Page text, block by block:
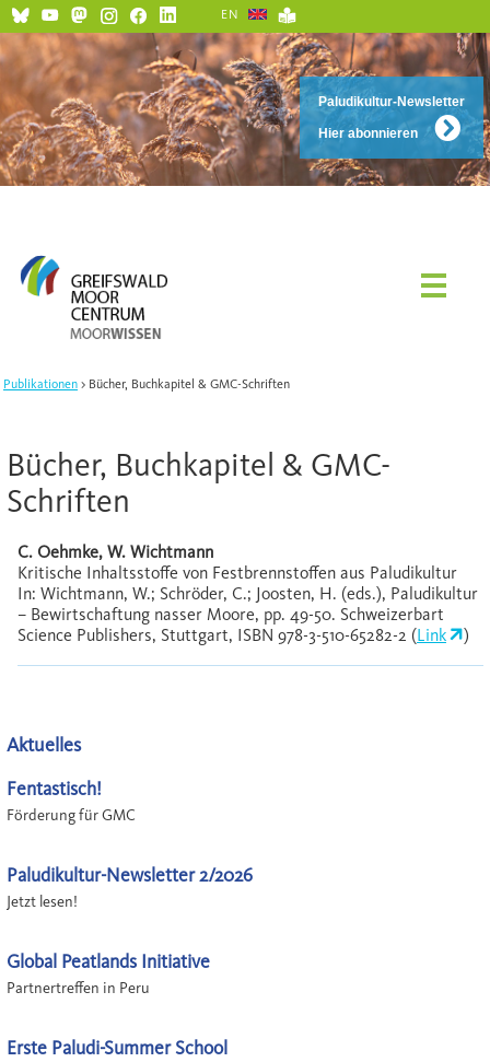
Paludikultur-Newsletter
Hier abonnieren
EN
Publikationen Bücher, Buchkapitel & GMC-Schriften
Bücher, Buchkapitel & GMC-
Schriften
C. Oehmke, W. Wichtmann
Kritische Inhaltsstoffe von Festbrennstoffen aus Paludikultur
In: Wichtmann, W.; Schröder, C.; Joosten, H. (eds.), Paludikultur
– Bewirtschaftung nasser Moore, pp. 49-50. Schweizerbart
Science Publishers, Stuttgart, ISBN 978-3-510-65282-2 (Link )
Aktuelles
Fentastisch!
Förderung für GMC
Paludikultur-Newsletter 2/2026
Jetzt lesen!
Global Peatlands Initiative
Partnertreffen in Peru
Erste Paludi-Summer School